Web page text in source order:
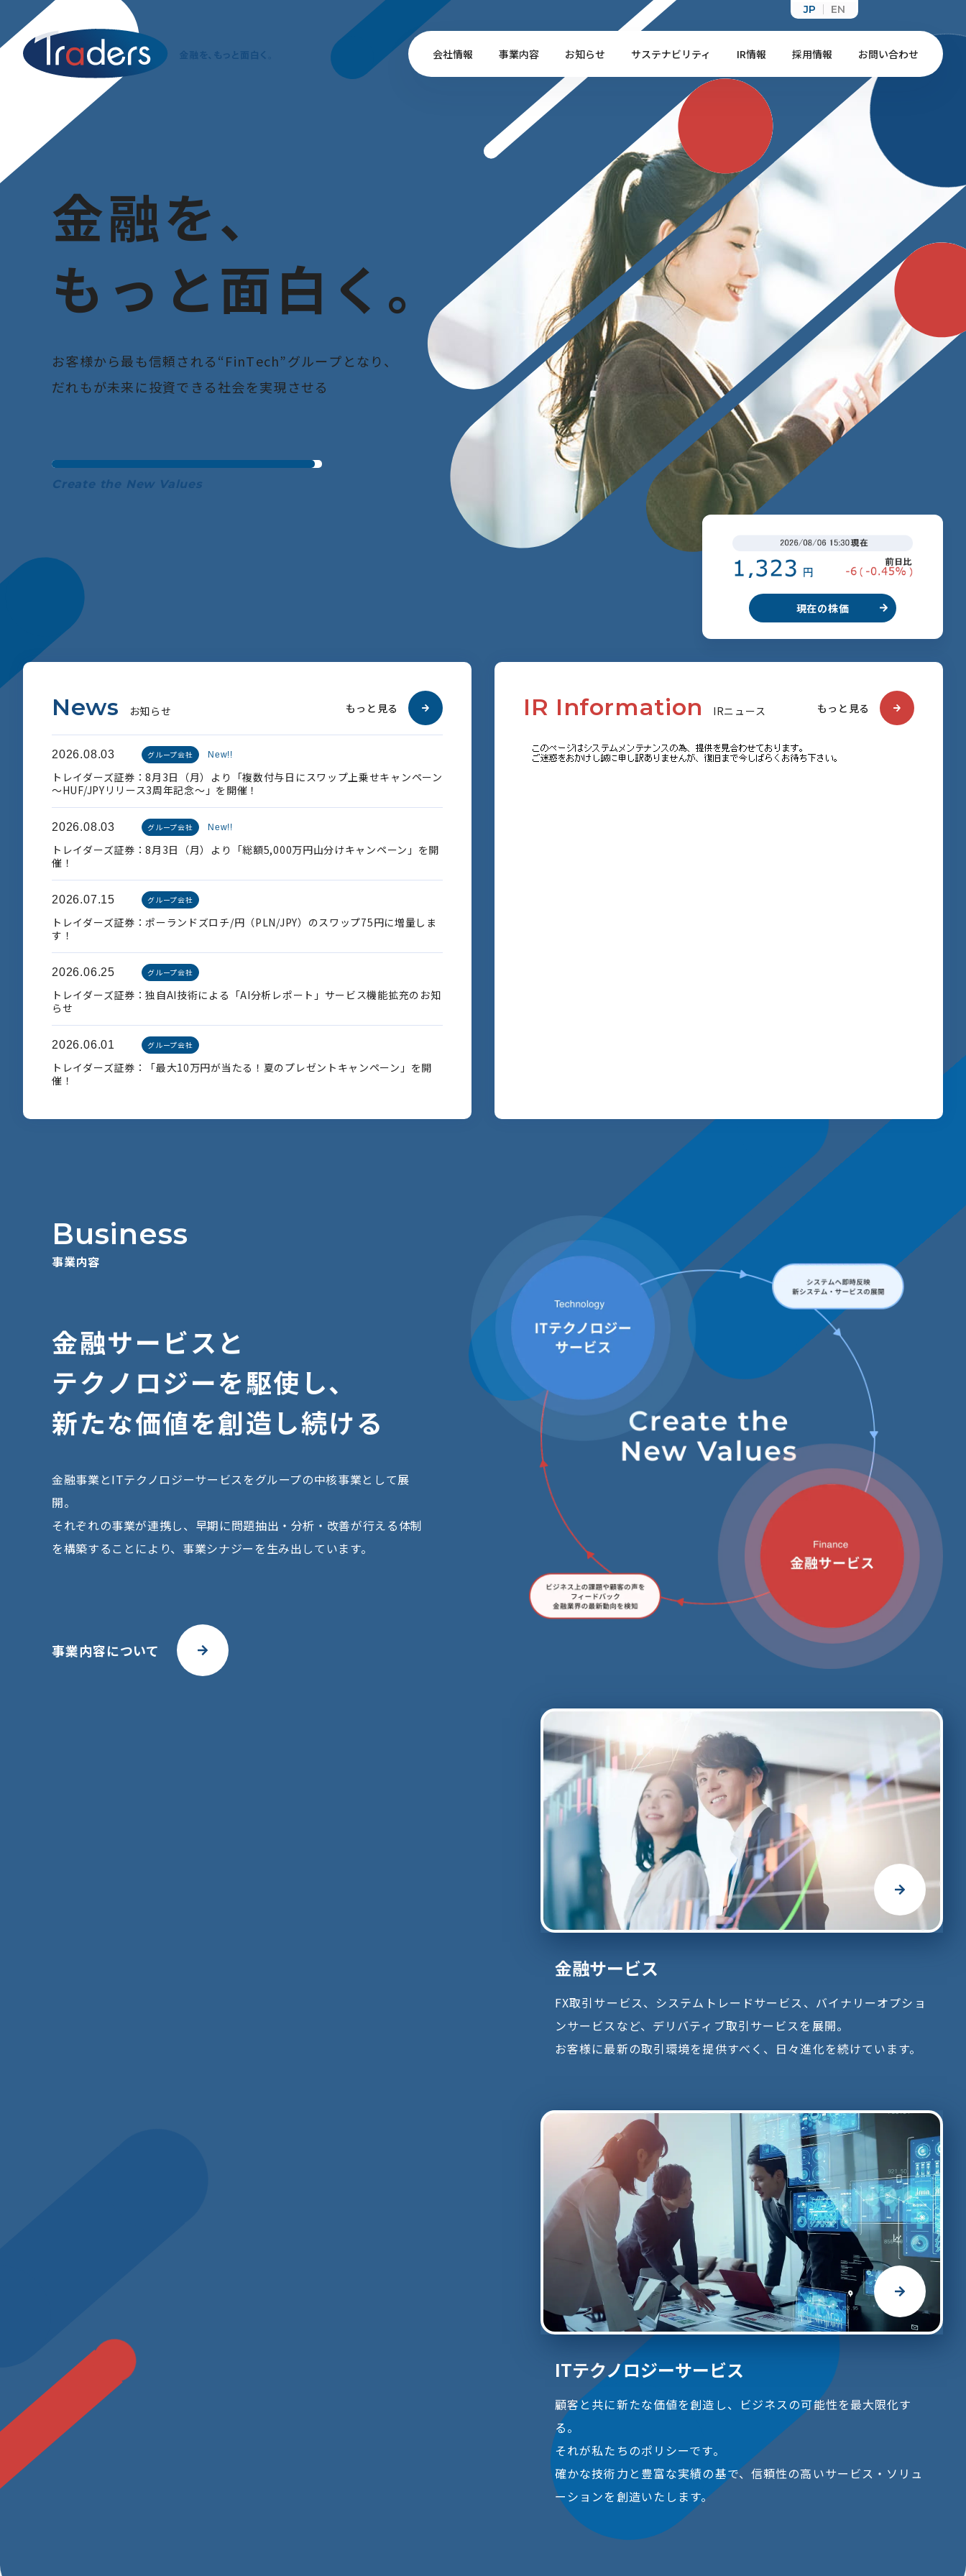
JP EN
会社情報 事業内容 お知らせ サステナビリティ IR情報 採用情報 お問い合わせ
金融を、
も っ と面白 く 。
お客様から最も信頼される“FinTech”グループと な り 、
だれもが未来に投資で きる社会を実現させる
Create the New Values
現在の株価
News お知ら せ もっと見る
2026.08.03 グループ会社 New!!
トレイダーズ証券：8月3日（月）より「複数付与日にスワップ上乗せキャンペーン
～HUF/JPYリリース3周年記念～」を開催！
2026.08.03 グループ会社 New!!
トレイダーズ証券：8月3日（月）より「総額5,000万円山分けキャンペーン」を開
催！
2026.07.15 グループ会社
トレイダーズ証券：ポーランドズロチ/円（PLN/JPY）のスワップ75円に増量しま
す！
2026.06.25 グループ会社
トレイダーズ証券：独自AI技術による「AI分析レポート」サービス機能拡充のお知
らせ
2026.06.01 グループ会社
トレイダーズ証券：「最大10万円が当たる！夏のプレゼントキャンペーン」を開
催！
IR Information IRニ ュ ース もっと見る
Business
事業内容
金融サー ビス と
テクノ ロジーを駆使 し、
新たな価値を創造し続ける
金融事業とITテクノロジーサービスをグループの中核事業として展
開。
それぞれの事業が連携し、早期に問題抽出・分析・改善が行える体制
を構築することにより、事業シナジーを生み出しています。
事業内容について
金融サービス
FX取引サービス、システムトレードサービス、バイナリーオプショ
ンサービスなど、デリバティブ取引サービスを展開。
お客様に最新の取引環境を提供すべく、日々進化を続けています。
ITテクノロジーサービス
顧客と共に新たな価値を創造し、ビジネスの可能性を最大限化す
る。
それが私たちのポリシーです。
確かな技術力と豊富な実績の基で、信頼性の高いサービス・ソリュ
ーションを創造いたします。